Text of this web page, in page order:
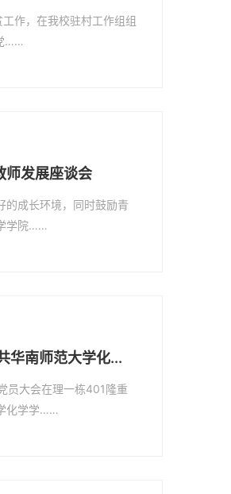
作，在我校驻村工作组组
……
发展座谈会
的成长环境，同时鼓励青
学院……
华南师范大学化...
员大会在理一栋401隆重
化学学……